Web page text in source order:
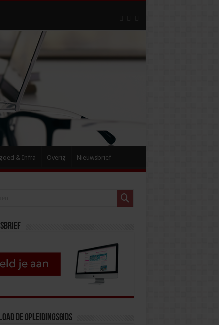
& Infra Overig Nieuwsbrief
de opleidingsgids